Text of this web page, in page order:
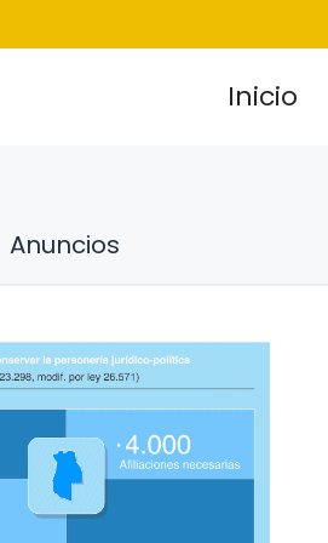
Inicio
Anuncios